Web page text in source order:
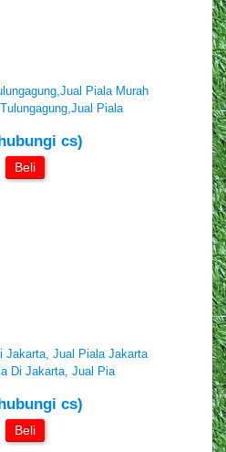
Piala
cs)
Beli
Di Jakarta, Jual Pia
cs)
Beli